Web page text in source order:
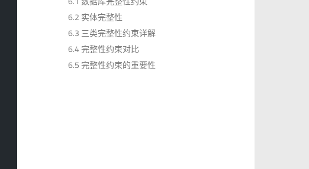
6.2 实体完整性
6.3 三类完整性约束详解
6.4 完整性约束对比
6.5 完整性约束的重要性